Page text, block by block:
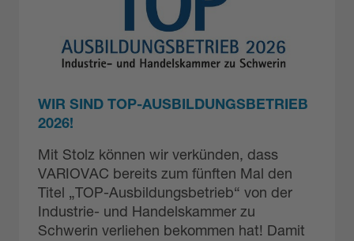
WIR SIND TOP-AUSBILDUNGSBETRIEB
2026!
Mit Stolz können wir verkünden, dass
VARIOVAC bereits zum fünften Mal den
Titel „TOP-Ausbildungsbetrieb“ von der
Industrie- und Handelskammer zu
Schwerin verliehen bekommen hat! Damit